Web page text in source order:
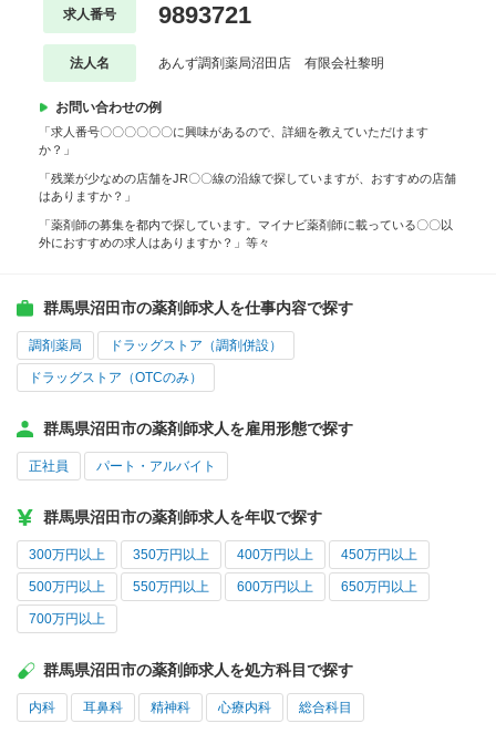
求人番号 9893721
法人名 あんず調剤薬局沼田店 有限会社黎明
お問い合わせの例
「求人番号〇〇〇〇〇〇に興味があるので、詳細を教えていただけます
か？」
「残業が少なめの店舗をJR〇〇線の沿線で探していますが、おすすめの店舗
はありますか？」
「薬剤師の募集を都内で探しています。マイナビ薬剤師に載っている〇〇以
外におすすめの求人はありますか？」等々
群馬県沼田市の薬剤師求人を仕事内容で探す
調剤薬局 ドラッグストア（調剤併設）
ドラッグストア（OTCのみ）
群馬県沼田市の薬剤師求人を雇用形態で探す
正社員 パート・アルバイト
群馬県沼田市の薬剤師求人を年収で探す
300万円以上 350万円以上 400万円以上 450万円以上
500万円以上 550万円以上 600万円以上 650万円以上
700万円以上
群馬県沼田市の薬剤師求人を処方科目で探す
内科 耳鼻科 精神科 心療内科 総合科目